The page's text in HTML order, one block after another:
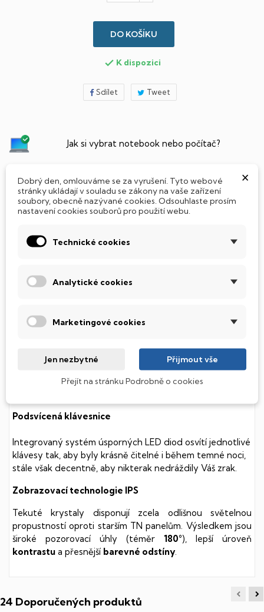
DO KOŠÍKU
 K dispozici
Sdílet Tweet
Jak si vybrat notebook nebo počítač?
Připraveno - zapnete a okamžitě pracujte
Přidat Microsoft Office Plus ➡️ 499,-
Tento notebook je vybaven
diskem, který na rozdíl od starších magnetických HDD
součástmi a je tak mnohem méně náchylný
k mechanickému poškození. Díky použití elektronické
soustavy je tento disk mnohemtiššía především nabízí
Podsvícená klávesnice
Integrovaný systém úsporných LED diod osvítí jednotlivé
klávesy tak, aby byly krásně čitelné i během temné noci,
stále však decentně, aby nikterak nedráždily Váš zrak.
Zobrazovací technologie IPS
Tekuté krystaly disponují zcela odlišnou světelnou
propustností oproti starším TN panelům. Výsledkem jsou
široké pozorovací úhly (téměr 180°), lepší úroveň
kontrastu a přesnější barevné odstíny
24 Doporučených produktů
×
Dobrý den, omlouváme se za vyrušení. Tyto webové
stránky ukládají v souladu se zákony na vaše zařízení
soubory, obecně nazývané cookies. Odsouhlaste prosím
nastavení cookies souborů pro použití webu.
Technické cookies
Analytické cookies
Marketingové cookies
Jen nezbytné Přijmout vše
Přejít na stránku Podrobně o cookies